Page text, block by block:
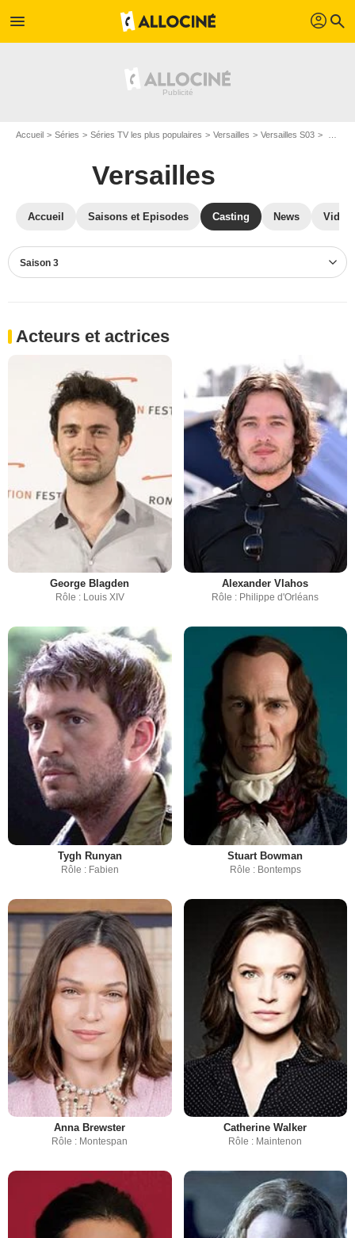
menu profil search
Accueil Séries Séries TV les plus populaires Versailles Versailles S03
Versailles
Accueil Saisons et Episodes Casting News
Saison 3
Acteurs et actrices
George Blagden
Rôle : Louis XIV
Alexander Vlahos
Rôle : Philippe d'Orléans
Tygh Runyan
Rôle : Fabien
Stuart Bowman
Rôle : Bontemps
Anna Brewster
Rôle : Montespan
Catherine Walker
Rôle : Maintenon